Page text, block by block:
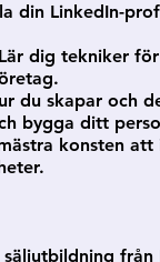
din LinkedIn-
dig tekniker
du skapar och
bygga ditt
konsten
från